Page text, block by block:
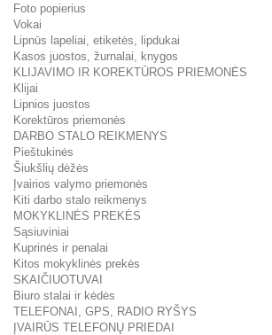
Foto popierius
Vokai
Lipnūs lapeliai, etiketės, lipdukai
Kasos juostos, žurnalai, knygos
KLIJAVIMO IR KOREKTŪROS PRIEMONĖS
Klijai
Lipnios juostos
Korektūros priemonės
DARBO STALO REIKMENYS
Pieštukinės
Šiukšlių dėžės
Įvairios valymo priemonės
Kiti darbo stalo reikmenys
MOKYKLINĖS PREKĖS
Sąsiuviniai
Kuprinės ir penalai
Kitos mokyklinės prekės
SKAIČIUOTUVAI
Biuro stalai ir kėdės
TELEFONAI, GPS, RADIO RYŠYS
ĮVAIRŪS TELEFONŲ PRIEDAI